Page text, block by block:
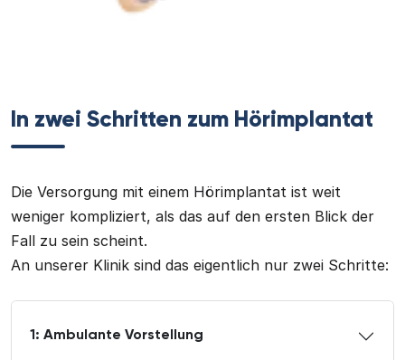
In zwei Schritten zum Hörimplantat
Die Versorgung mit einem Hörimplantat ist weit
weniger kompliziert, als das auf den ersten Blick der
Fall zu sein scheint.
An unserer Klinik sind das eigentlich nur zwei Schritte:
1: Ambulante Vorstellung